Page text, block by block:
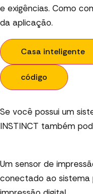
e exigências. Como
da aplicação.
Casa inteligente
código
Se você possui um
INSTINCT também
Um sensor de
conectado ao sistema